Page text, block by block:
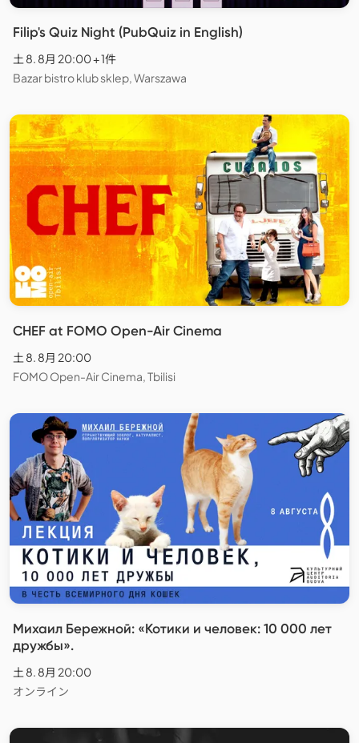
Filip's Quiz Night (PubQuiz in English)
土 8. 8月 20:00 + 1件
Bazar bistro klub sklep, Warszawa
CHEF at FOMO Open-Air Cinema
土 8. 8月 20:00
FOMO Open-Air Cinema, Tbilisi
Михаил Бережной: «Котики и человек: 10 000 лет
дружбы».
土 8. 8月 20:00
オンライン